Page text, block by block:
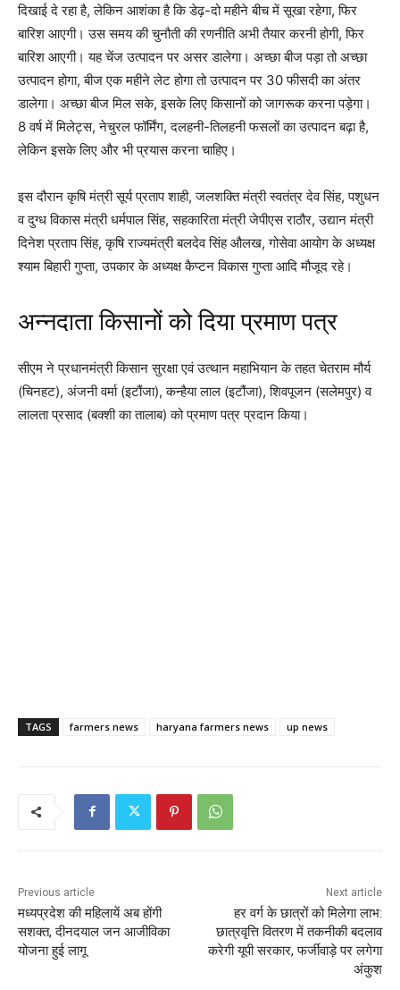
दिखाई दे रहा है, लेकिन आशंका है कि डेढ़-दो महीने बीच में सूखा रहेगा, फिर
बारिश आएगी। उस समय की चुनौती की रणनीति अभी तैयार करनी होगी, फिर
बारिश आएगी। यह चेंज उत्पादन पर असर डालेगा। अच्छा बीज पड़ा तो अच्छा
उत्पादन होगा, बीज एक महीने लेट होगा तो उत्पादन पर 30 फीसदी का अंतर
डालेगा। अच्छा बीज मिल सके, इसके लिए किसानों को जागरूक करना पड़ेगा।
8 वर्ष में मिलेट्स, नेचुरल फॉर्मिंग, दलहनी-तिलहनी फसलों का उत्पादन बढ़ा है,
लेकिन इसके लिए और भी प्रयास करना चाहिए।
इस दौरान कृषि मंत्री सूर्य प्रताप शाही, जलशक्ति मंत्री स्वतंत्र देव सिंह, पशुधन
व दुग्ध विकास मंत्री धर्मपाल सिंह, सहकारिता मंत्री जेपीएस राठौर, उद्यान मंत्री
दिनेश प्रताप सिंह, कृषि राज्यमंत्री बलदेव सिंह औलख, गोसेवा आयोग के अध्यक्ष
श्याम बिहारी गुप्ता, उपकार के अध्यक्ष कैप्टन विकास गुप्ता आदि मौजूद रहे।
अन्नदाता किसानों को दिया प्रमाण पत्र
सीएम ने प्रधानमंत्री किसान सुरक्षा एवं उत्थान महाभियान के तहत चेतराम मौर्य
(चिनहट), अंजनी वर्मा (इटौंजा), कन्हैया लाल (इटौंजा), शिवपूजन (सलेमपुर) व
लालता प्रसाद (बक्शी का तालाब) को प्रमाण पत्र प्रदान किया।
TAGS farmers news haryana farmers news up news
Previous article
मध्यप्रदेश की महिलायें अब होंगी
सशक्त, दीनदयाल जन आजीविका
योजना हुई लागू
Next article
हर वर्ग के छात्रों को मिलेगा लाभ:
छात्रवृत्ति वितरण में तकनीकी बदलाव
करेगी यूपी सरकार, फर्जीवाड़े पर लगेगा
अंकुश